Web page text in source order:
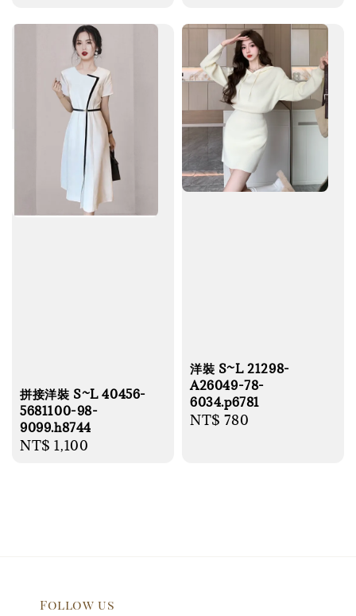
拼接洋裝 S~L 40456-
5681100-98-
9099.h8744
Regular
NT$ 1,100
洋裝 S~L 21298-
A26049-78-
6034.p6781
Regular
NT$ 780
Follow us